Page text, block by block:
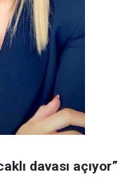
davası açıyor”